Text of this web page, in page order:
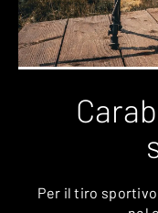
Per il tiro